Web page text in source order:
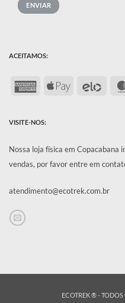
VISITE-NOS:
Nossa loja física em Copacabana
vendas, por favor entre em
atendimento@ecotrek.com.br
ACEITAMOS:
AmericanApple
ECOTREK ® - TODOS